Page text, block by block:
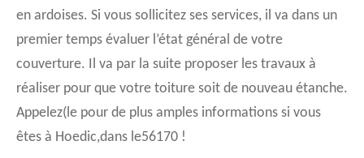
en ardoises. Si vous sollicitez ses services, il va dans un
premier temps évaluer l’état général de votre
couverture. Il va par la suite proposer les travaux à
réaliser pour que votre toiture soit de nouveau étanche.
Appelez(le pour de plus amples informations si vous
êtes à Hoedic,dans le56170 !